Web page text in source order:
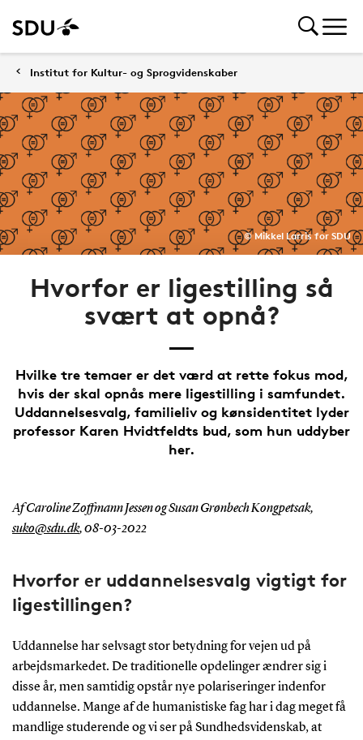
Institut for Kultur- og Sprogvidenskaber
© Mikkel Larris for SDU
Hvorfor er ligestilling så
svært at opnå?
Hvilke tre temaer er det værd at rette fokus mod,
hvis der skal opnås mere ligestilling i samfundet.
Uddannelsesvalg, familieliv og kønsidentitet lyder
professor Karen Hvidtfeldts bud, som hun uddyber
her.
Af Caroline Zoffmann Jessen og Susan Grønbech Kongpetsak,
suko@sdu.dk,08-03-2022
Hvorfor er uddannelsesvalg vigtigt for
ligestillingen?
Uddannelse har selvsagt stor betydning for vejen ud på
arbejdsmarkedet. De traditionelle opdelinger ændrer sig i
disse år, men samtidig opstår nye polariseringer indenfor
uddannelse. Mange af de humanistiske fag har i dag meget få
mandlige studerende og vi ser på Sundhedsvidenskab, at